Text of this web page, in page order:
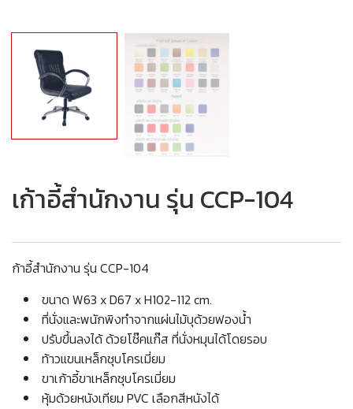
เก้าอี้สำนักงาน รุ่น CCP-104
ก้าอี้สำนักงาน รุ่น CCP-104
ขนาด W63 x D67 x H102-112 cm.
ที่นั่งและพนักพิงทำจากแผ่นไม้บุด้วยฟองน้ำ
ปรับขึ้นลงได้ ด้วยโช๊คแก๊ส ที่นั่งหมุนได้โดยรอบ
ท้าวแขนเหล็กชุบโครเมี่ยม
ขาเก้าอี้ขาเหล็กชุบโครเมี่ยม
หุ้มด้วยหนังเทียม PVC เลือกสีหนังได้